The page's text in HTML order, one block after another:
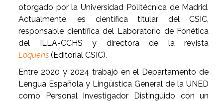
otorgado por la Universidad Politécnica de Madrid.
Actualmente, es científica titular del CSIC,
responsable científica del Laboratorio de Fonética
del ILLA-CCHS y directora de la revista
Loquens(Editorial CSIC).
Entre 2020 y 2024 trabajó en el Departamento de
Lengua Española y Lingüística General de la UNED
como Personal Investigador Distinguido con un